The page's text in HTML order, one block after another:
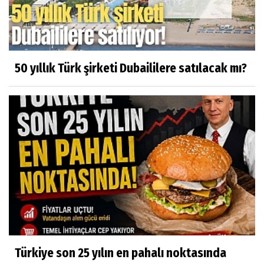
50 yıllık Türk şirketi Dubaililere satılacak mı?
Türkiye son 25 yılın en pahalı noktasında